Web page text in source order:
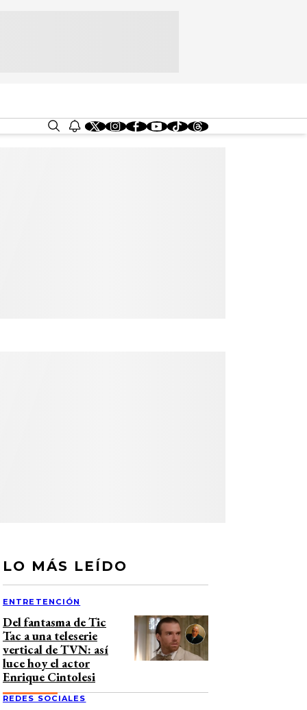
LO MÁS LEÍDO
ENTRETENCIÓN
Del fantasma de Tic
Tac a una teleserie
vertical de TVN: así
luce hoy el actor
Enrique Cintolesi
REDES SOCIALES